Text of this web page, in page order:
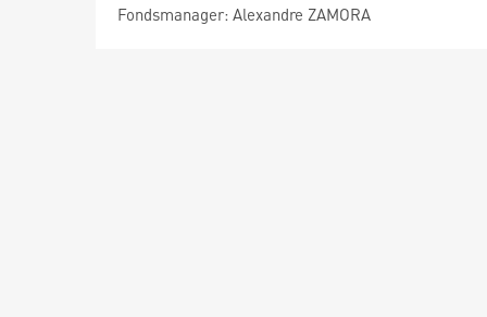
Fondsmanager: Alexandre ZAMORA